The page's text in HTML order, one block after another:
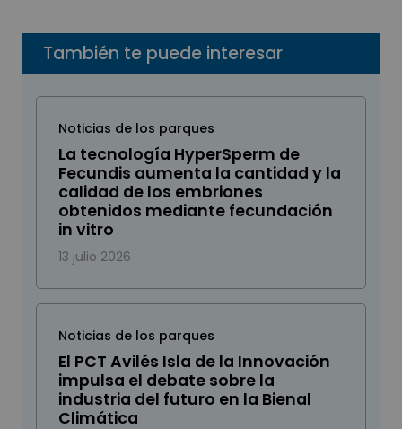
También te puede interesar
Noticias de los parques
La tecnología HyperSperm de
Fecundis aumenta la cantidad y la
calidad de los embriones
obtenidos mediante fecundación
in vitro
13 julio 2026
Noticias de los parques
El PCT Avilés Isla de la Innovación
impulsa el debate sobre la
industria del futuro en la Bienal
Climática